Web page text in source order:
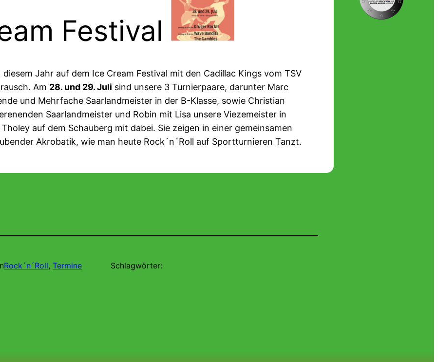
Festival
diesem Jahr auf dem Ice Cream Festival mit den Cadillac Kings vom TSV
Am 28. und 29. Juli sind unsere 3 Turnierpaare, darunter Marc
und Mehrfache Saarlandmeister in der B-Klasse, sowie Christian
Saarlandmeister und Robin mit Lisa unsere Viezemeister in
auf dem Schauberg mit dabei. Sie zeigen in einer gemeinsamen
Akrobatik, wie man heute Rock´n´Roll auf Sportturnieren Tanzt.
Rock´n´Roll, Termine Schlagwörter: